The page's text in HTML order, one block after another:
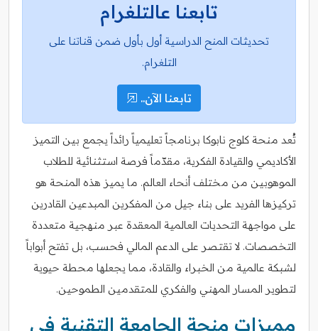
تابعنا عالتلغرام
تحديثات المنح الدراسية أول بأول ضمن قناتنا على
التلغرام.
تابعنا الآن..
تُعد منحة كلوج نابوكا برنامجاً تعليمياً رائداً يجمع بين التميز
الأكاديمي والقيادة الفكرية، مقدّماً فرصة استثنائية للطلاب
الموهوبين من مختلف أنحاء العالم. ما يميز هذه المنحة هو
تركيزها الفريد على بناء جيل من المفكرين المبدعين القادرين
على مواجهة التحديات العالمية المعقدة عبر منهجية متعددة
التخصصات. لا تقتصر على الدعم المالي فحسب، بل تفتح أبواباً
لشبكة عالمية من الخبراء والقادة، مما يجعلها محطة حيوية
لتطوير المسار المهني والفكري للمتقدمين الطموحين.
مميزات منحة الجامعة التقنية في